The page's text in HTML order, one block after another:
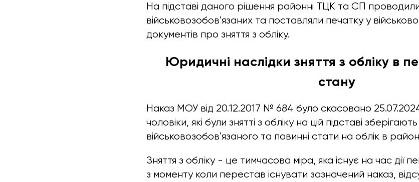
На підставі даного рішення районні ТЦК та СП проводили
військовозобовʼязаних та поставляли печатку у
документів про зняття з обліку.
Юридичні наслідки зняття з обліку в
стану
Наказ МОУ від 20.12.2017 № 684 було скасовано
чоловіки, які були знятті з обліку на цій підставі
військовозобовʼязаного та повинні стати на облік в
Зняття з обліку - це тимчасова міра, яка існує на час дії
з моменту коли перестав існувати зазначений наказ,